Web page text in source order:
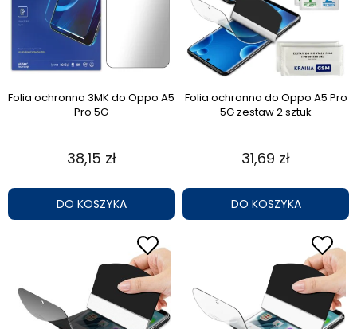
Folia ochronna 3MK do Oppo A5
Pro 5G
38,15 zł
DO KOSZYKA
Folia ochronna do Oppo A5 Pro
5G zestaw 2 sztuk
31,69 zł
DO KOSZYKA